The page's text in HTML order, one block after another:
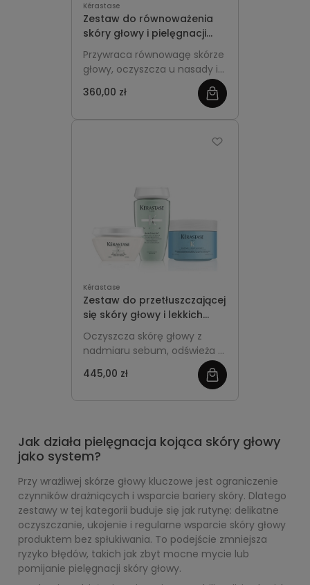
Kérastase
Zestaw do równoważenia
skóry głowy i pielęgnacji
długości - Kérastase
Spécifique
Przywraca równowagę skórze
głowy, oczyszcza u nasady i
nawilża długości, redukując
przetłuszczanie oraz uczucie
360,00 zł
zobacz
więcej
Kérastase
Zestaw do przetłuszczającej
się skóry głowy i lekkich
włosów - Kérastase
Spécifique
Oczyszcza skórę głowy z
nadmiaru sebum, odświeża u
nasady i jednocześnie nawilża
długości, pomagając
445,00 zł
zobacz
więcej
Jak działa pielęgnacja kojąca skóry głowy
jako system?
Przy wrażliwej skórze głowy kluczowe jest ograniczenie
czynników drażniących i wsparcie bariery skóry. Dlatego
zestawy w tej kategorii buduje się jak rutynę: delikatne
oczyszczanie, ukojenie i regularne wsparcie skóry głowy
produktem bez spłukiwania. To podejście zmniejsza
ryzyko błędów, takich jak zbyt mocne mycie lub
pomijanie pielęgnacji skóry głowy.